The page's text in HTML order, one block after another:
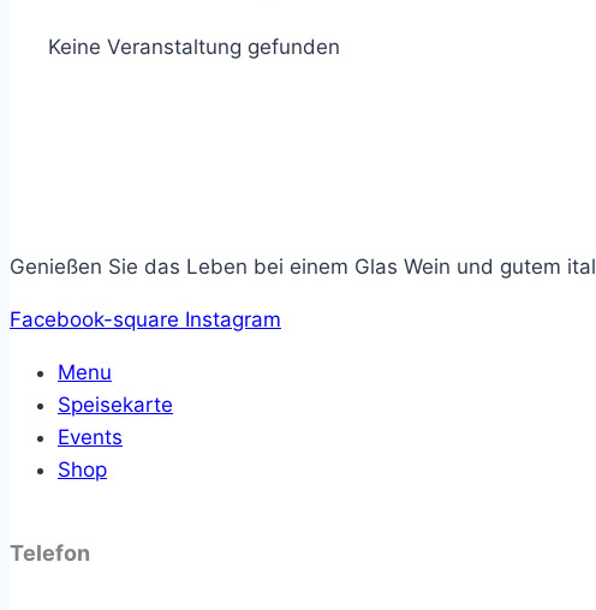
Keine Veranstaltung gefunden
Genießen Sie das Leben bei einem Glas Wein und gutem
Facebook-square Instagram
Menu
Speisekarte
Events
Shop
Telefon